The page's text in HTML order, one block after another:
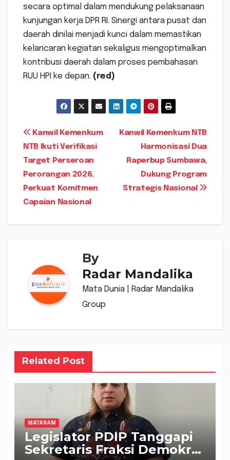
secara optimal dalam mendukung pelaksanaan
kunjungan kerja DPR RI. Sinergi antara pusat dan
daerah dinilai menjadi kunci dalam memastikan
kelancaran kegiatan sekaligus mengoptimalkan
kontribusi daerah dalam proses pembahasan
RUU HPI ke depan. (red)
Navigasi
pos
Kanwil Kemenkum NTB
Harmonisasi Dua
Raperbup Sumbawa,
Dukung Program
Strategis Nasional
Kanwil Kemenkum
NTB Ikuti Verifikasi
Target Perseroan
Perorangan 2026,
Perkuat Komitmen
Capaian Nasional
By
Radar Mandalika
Mata Dunia | Radar Mandalika
Group
Related Post
MATARAM
Legislator PDIP Tanggapi
Sekretaris Fraksi Demokrat